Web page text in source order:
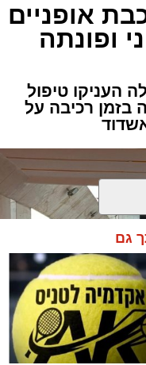
אופניים
ופונתה
העניקו טיפול
17 שנפצעה בזמן רכיבה על
גם